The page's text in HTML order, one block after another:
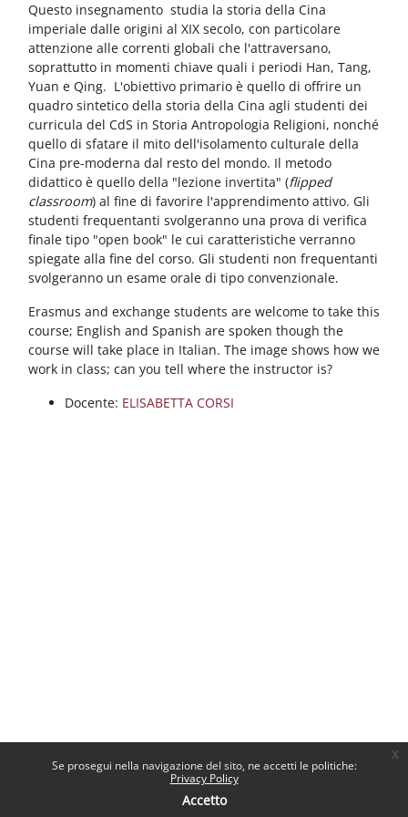
Vai al contenuto principale
Se prosegui nella navigazione del sito, ne accetti le politiche:
Privacy Policy
Accetto
x
Blocchi
Questo insegnamento studia la storia della Cina
imperiale dalle origini al XIX secolo, con particolare
attenzione alle correnti globali che l'attraversano,
soprattutto in momenti chiave quali i periodi Han, Tang,
Yuan e Qing. L'obiettivo primario è quello di offrire un
quadro sintetico della storia della Cina agli studenti dei
curricula del CdS in Storia Antropologia Religioni, nonché
quello di sfatare il mito dell'isolamento culturale della
Cina pre-moderna dal resto del mondo. Il metodo
didattico è quello della "lezione invertita" (flipped
classroom) al fine di favorire l'apprendimento attivo. Gli
studenti frequentanti svolgeranno una prova di verifica
finale tipo "open book" le cui caratteristiche verranno
spiegate alla fine del corso. Gli studenti non frequentanti
svolgeranno un esame orale di tipo convenzionale.
Erasmus and exchange students are welcome to take this
course; English and Spanish are spoken though the
course will take place in Italian. The image shows how we
work in class; can you tell where the instructor is?
Docente: ELISABETTA CORSI